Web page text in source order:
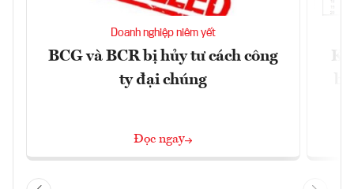
Doanh nghiệp niêm yết
BCG và BCR bị hủy tư cách công
ty đại chúng
Đọc ngay